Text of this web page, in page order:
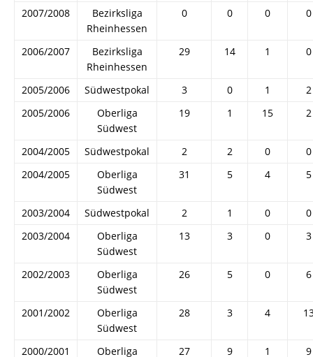
2007/2008
Bezirksliga
Rheinhessen
0 0 0 0
2006/2007
Bezirksliga
Rheinhessen
29 14 1 0
2005/2006 Südwestpokal 3 0 1
2
2005/2006
Oberliga
Südwest
19 1 15 2
2004/2005 Südwestpokal 2 2 0
0
2004/2005
Oberliga
Südwest
31 5 4 5
2003/2004 Südwestpokal 2 1 0
0
2003/2004
Oberliga
Südwest
13 3 0 3
2002/2003
Oberliga
Südwest
26 5 0 6
2001/2002
Oberliga
Südwest
28 3 4
2000/2001
Oberliga
27 9 1 9